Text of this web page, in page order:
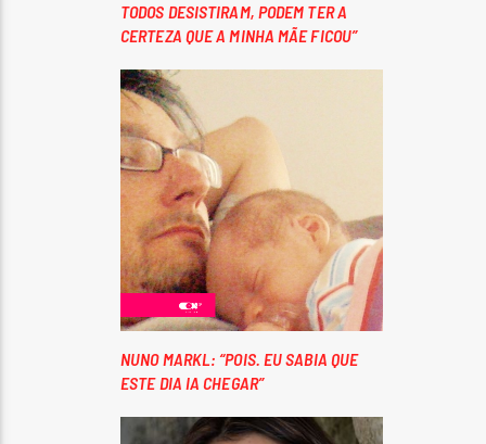
TODOS DESISTIRAM, PODEM TER A
CERTEZA QUE A MINHA MÃE FICOU”
NUNO MARKL: “POIS. EU SABIA QUE
ESTE DIA IA CHEGAR”